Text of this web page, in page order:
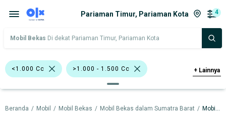
Pariaman Timur, Pariaman Kota 4
Mobil Bekas Di dekat Pariaman Timur, Pariaman Kota
<1.000 Cc >1.000 - 1.500 Cc
SUV Hatchback
Bursa Mobil WTC Mangga Dua
+ Lainnya
Beranda / Mobil / Mobil Bekas / Mobil Bekas dalam Sumatra Barat / Mobil Bekas dalam Pariaman Kota